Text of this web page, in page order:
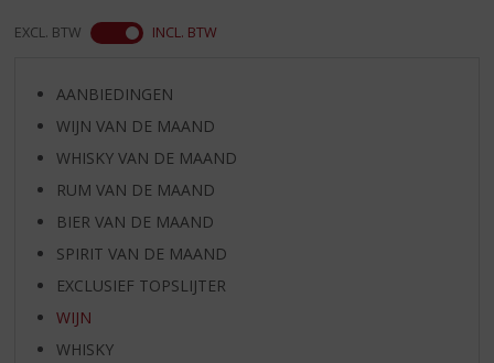
EXCL. BTW INCL. BTW
AANBIEDINGEN
WIJN VAN DE MAAND
WHISKY VAN DE MAAND
RUM VAN DE MAAND
BIER VAN DE MAAND
SPIRIT VAN DE MAAND
EXCLUSIEF TOPSLIJTER
WIJN
WHISKY